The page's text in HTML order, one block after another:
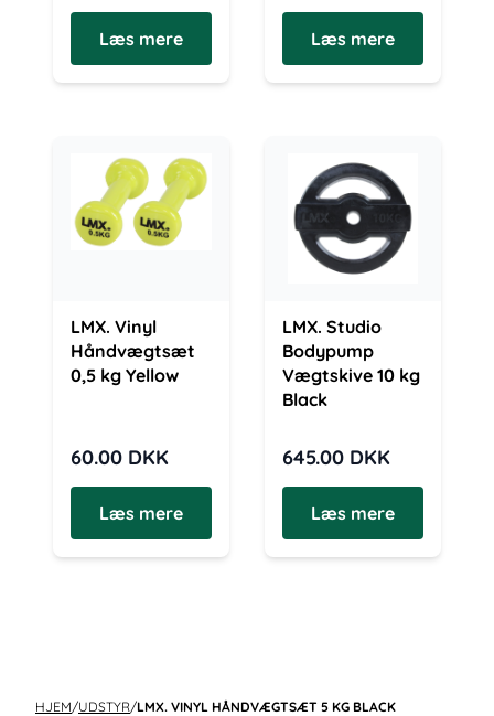
Læs mere Læs mere
LMX. Vinyl
Håndvægtsæt
0,5 kg Yellow
60.00 DKK
Læs mere
LMX. Studio
Bodypump
Vægtskive 10 kg
Black
645.00 DKK
Læs mere
HJEM/UDSTYR/LMX. VINYL HÅNDVÆGTSÆT 5 KG BLACK